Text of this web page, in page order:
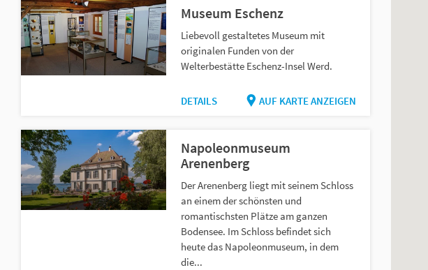
Museum Eschenz
Liebevoll gestaltetes Museum mit
originalen Funden von der
Welterbestätte Eschenz-Insel Werd.
DETAILS AUF KARTE ANZEIGEN
Napoleonmuseum
Arenenberg
Der Arenenberg liegt mit seinem Schloss
an einem der schönsten und
romantischsten Plätze am ganzen
Bodensee. Im Schloss befindet sich
heute das Napoleonmuseum, in dem
die...